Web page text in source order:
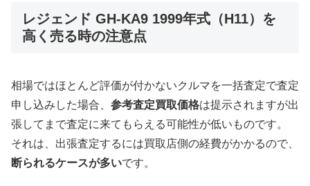
レジェンド GH-KA9 1999年式（H11）を
高く売る時の注意点
相場ではほとんど評価が付かないクルマを一括査定で査定
申し込みした場合、 参考査定買取価格は提示されますが出
張してまで査定に来てもらえる可能性が低いものです。
それは、出張査定するには買取店側の経費がかかるので、
断られるケースが多いです。